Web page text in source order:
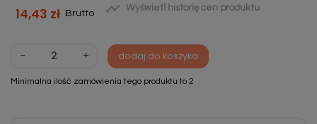
14,43 zł Brutto  Wyświetl historię cen produktu
- + dodaj do koszyka
Minimalna ilość zamówienia tego produktu to 2